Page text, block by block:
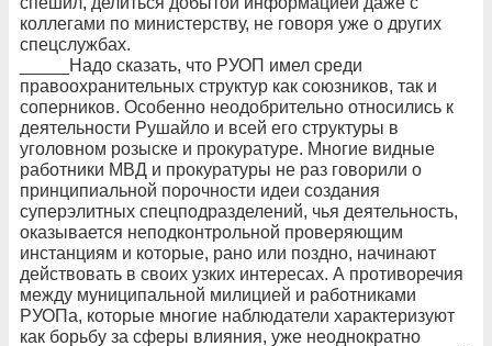
коллегами по министерству, не говоря уже о других
спецслужбах.
_____Надо сказать, что РУОП имел среди
правоохранительных структур как союзников, так и
соперников. Особенно неодобрительно относились к
деятельности Рушайло и всей его структуры в
уголовном розыске и прокуратуре. Многие видные
работники МВД и прокуратуры не раз говорили о
принципиальной порочности идеи создания
суперэлитных спецподразделений, чья деятельность,
оказывается неподконтрольной проверяющим
инстанциям и которые, рано или поздно, начинают
действовать в своих узких интересах. А противоречия
между муниципальной милицией и работниками
РУОПа, которые многие наблюдатели характеризуют
как борьбу за сферы влияния, уже неоднократно